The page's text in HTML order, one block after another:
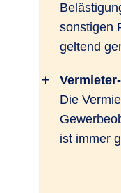
sonstigen
geltend
Die
ist immer